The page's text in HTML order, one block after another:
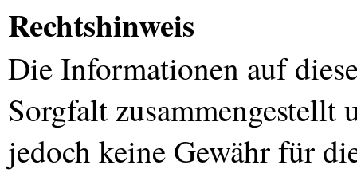
Rechtshinweis
Die Informationen auf
Sorgfalt
jedoch keine Gewähr für